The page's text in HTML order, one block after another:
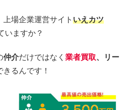
上場企業運営サイト いえカツ
いますか？
仲介だけではなく 業者買取、
リー
るんです！